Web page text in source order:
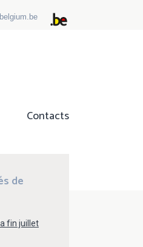
Contacts
de
fin juillet